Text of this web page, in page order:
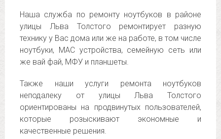
Наша служба по ремонту ноутбуков в районе
улицы Льва Толстого ремонтирует разную
технику у Вас дома или же на работе, в том числе
ноутбуки, MAC устройства, семейную сеть или
же вай фай, МФУ и планшеты.
Также наши услуги ремонта ноутбуков
неподалеку от улицы Льва Толстого
ориентированы на продвинутых пользователей,
которые розыскивают экономные и
качественные решения.